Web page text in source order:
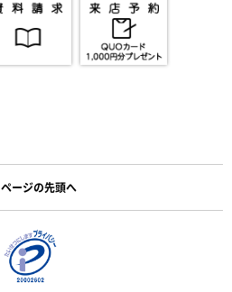
ページの先頭へ